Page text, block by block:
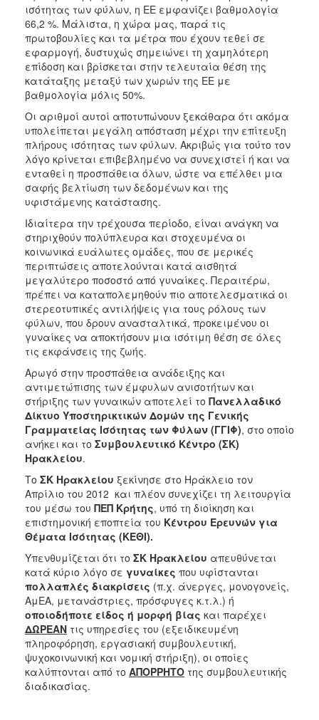
ισότητας των φύλων, η ΕΕ εμφανίζει βαθμολογία
66,2 %. Μάλιστα, η χώρα μας, παρά τις
πρωτοβουλίες και τα μέτρα που έχουν τεθεί σε
εφαρμογή, δυστυχώς σημειώνει τη χαμηλότερη
επίδοση και βρίσκεται στην τελευταία θέση της
κατάταξης μεταξύ των χωρών της ΕΕ με
βαθμολογία μόλις 50%.
Οι αριθμοί αυτοί αποτυπώνουν ξεκάθαρα ότι ακόμα
υπολείπεται μεγάλη απόσταση μέχρι την επίτευξη
πλήρους ισότητας των φύλων. Ακριβώς για τούτο τον
λόγο κρίνεται επιβεβλημένο να συνεχιστεί ή και να
ενταθεί η προσπάθεια όλων, ώστε να επέλθει μια
σαφής βελτίωση των δεδομένων και της
υφιστάμενης κατάστασης.
Ιδιαίτερα την τρέχουσα περίοδο, είναι ανάγκη να
στηριχθούν πολύπλευρα και στοχευμένα οι
κοινωνικά ευάλωτες ομάδες, που σε μερικές
περιπτώσεις αποτελούνται κατά αισθητά
μεγαλύτερο ποσοστό από γυναίκες. Περαιτέρω,
πρέπει να καταπολεμηθούν πιο αποτελεσματικά οι
στερεοτυπικές αντιλήψεις για τους ρόλους των
φύλων, που δρουν ανασταλτικά, προκειμένου οι
γυναίκες να αποκτήσουν μια ισότιμη θέση σε όλες
τις εκφάνσεις της ζωής.
Αρωγό στην προσπάθεια ανάδειξης και
αντιμετώπισης των έμφυλων ανισοτήτων και
στήριξης των γυναικών αποτελεί το Πανελλαδικό
Δίκτυο Υποστηρικτικών Δομών της Γενικής
Γραμματείας Ισότητας των Φύλων (ΓΓΙΦ), στο οποίο
ανήκει και το Συμβουλευτικό Κέντρο (ΣΚ)
Ηρακλείου.
Το ΣΚ Ηρακλείου ξεκίνησε στο Ηράκλειο τον
Απρίλιο του 2012 και πλέον συνεχίζει τη λειτουργία
του μέσω του ΠΕΠ Κρήτης, υπό τη διοίκηση και
επιστημονική εποπτεία του Κέντρου Ερευνών για
Θέματα Ισότητας (ΚΕΘΙ).
Υπενθυμίζεται ότι το ΣΚ Ηρακλείου απευθύνεται
κατά κύριο λόγο σε γυναίκες που υφίστανται
πολλαπλές διακρίσεις (π.χ. άνεργες, μονογονείς,
ΑμΕΑ, μετανάστριες, πρόσφυγες κ.τ.λ.) ή
οποιοδήποτε είδος ή μορφή βίας και παρέχει
ΔΩΡΕΑΝ τις υπηρεσίες του (εξειδικευμένη
πληροφόρηση, εργασιακή συμβουλευτική,
ψυχοκοινωνική και νομική στήριξη), οι οποίες
καλύπτονται από το ΑΠΟΡΡΗΤΟ της συμβουλευτικής
διαδικασίας.